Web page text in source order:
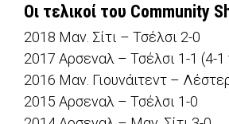
Οι τελικοί του Community
2018 Μαν. Σίτι – Τσέλσι 2-0
2017 Αρσεναλ – Τσέλσι 1-1 (4-1
2016 Μαν. Γιουνάιτεντ –
2015 Αρσεναλ – Τσέλσι 1-0